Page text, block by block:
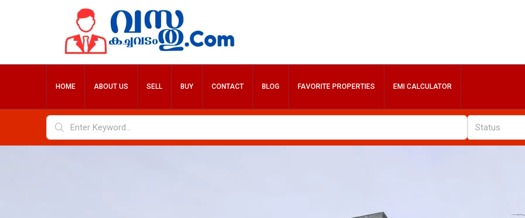
HOME ABOUT US SELL BUY CONTACT BLOG FAVORITE PROPERTIES EMI CALCULATOR
Status